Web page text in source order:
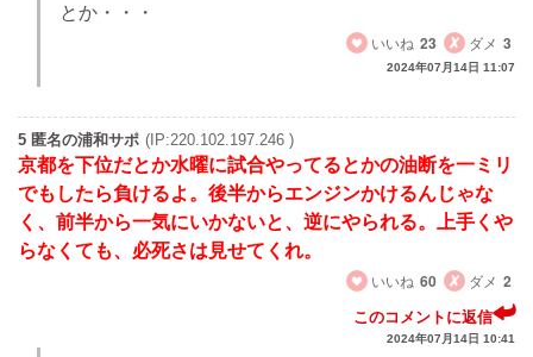
とか・・・
いいね 23 ダメ 3
2024年07月14日 11:07
5 匿名の浦和サポ (IP:220.102.197.246 )
京都を下位だとか水曜に試合やってるとかの油断を一ミリ
でもしたら負けるよ。後半からエンジンかけるんじゃな
く、前半から一気にいかないと、逆にやられる。上手くや
らなくても、必死さは見せてくれ。
いいね 60 ダメ 2
このコメントに返信
2024年07月14日 10:41